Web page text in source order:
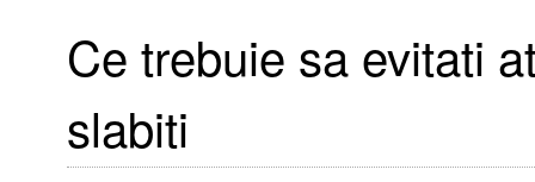
Ce trebuie sa evitati
slabiti